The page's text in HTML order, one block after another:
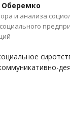
Оберемко
и анализа